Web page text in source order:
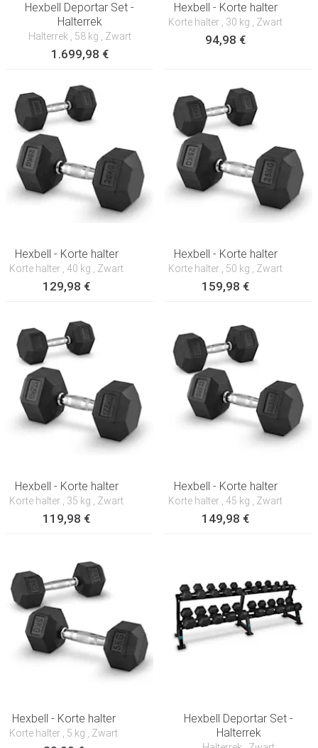
Hexbell Deportar Set -
Halterrek
Halterrek , 58 kg , Zwart
1.699,98 €
Hexbell - Korte halter
Korte halter , 30 kg , Zwart
94,98 €
Hexbell - Korte halter
Korte halter , 40 kg , Zwart
129,98 €
Hexbell - Korte halter
Korte halter , 50 kg , Zwart
159,98 €
Hexbell - Korte halter
Korte halter , 35 kg , Zwart
119,98 €
Hexbell - Korte halter
Korte halter , 45 kg , Zwart
149,98 €
Hexbell - Korte halter
Korte halter , 5 kg , Zwart
Hexbell Deportar Set -
Halterrek